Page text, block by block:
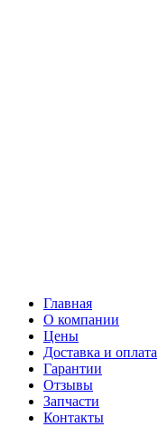
Главная
О компании
Цены
Доставка и оплата
Гарантии
Отзывы
Запчасти
Контакты